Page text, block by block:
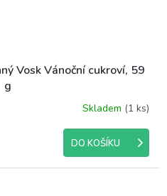
Vosk Vánoční cukroví, 59
g
Skladem (1 ks)
DO KOŠÍKU